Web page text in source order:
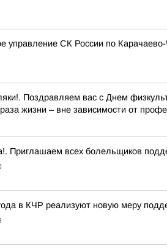
управление СК России по Карачаево-
Поздравляем вас с Днем
жизни – вне зависимости от
Приглашаем всех болельщиков
в КЧР реализуют новую меру